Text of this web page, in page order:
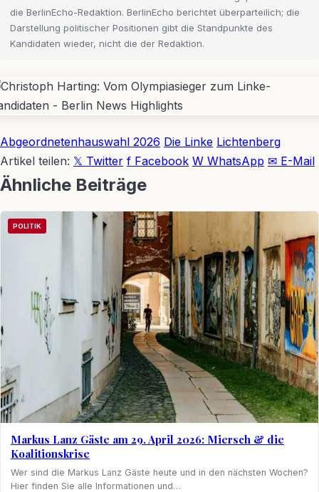
die BerlinEcho-Redaktion. BerlinEcho berichtet überparteilich; die
Darstellung politischer Positionen gibt die Standpunkte des
Kandidaten wieder, nicht die der Redaktion.
Abgeordnetenhauswahl 2026 Die Linke Lichtenberg
Artikel teilen: 𝕏 Twitter f Facebook W WhatsApp ✉ E-Mail
Ähnliche Beiträge
POLITIK
Markus Lanz Gäste am 29. April 2026: Miersch & die
Koalitionskrise
Wer sind die Markus Lanz Gäste heute und in den nächsten Wochen?
Hier finden Sie alle Informationen und…